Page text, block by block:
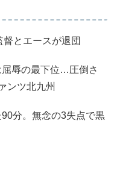
督とエースが退団
屈辱の最下位…圧倒さ
ンツ北九州
分。無念の3失点で黒